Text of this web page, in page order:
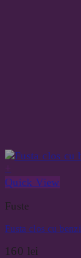
Quick View
Fuste
Fusta clos cu
160 lei